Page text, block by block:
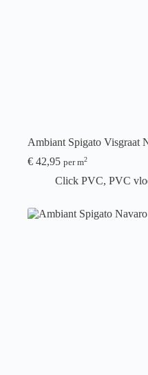
Ambiant Spigato Visgraat
€ 42,95 per m2
Click PVC, PVC